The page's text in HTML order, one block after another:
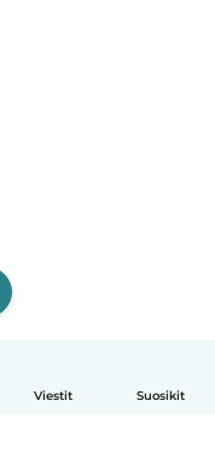
Viestit Suosikit